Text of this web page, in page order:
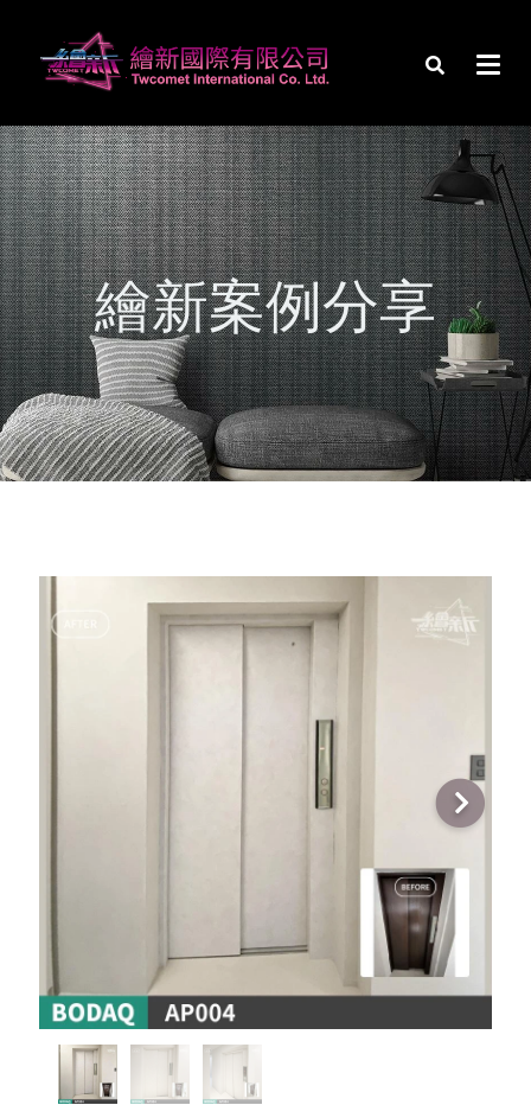
繪新案例分享